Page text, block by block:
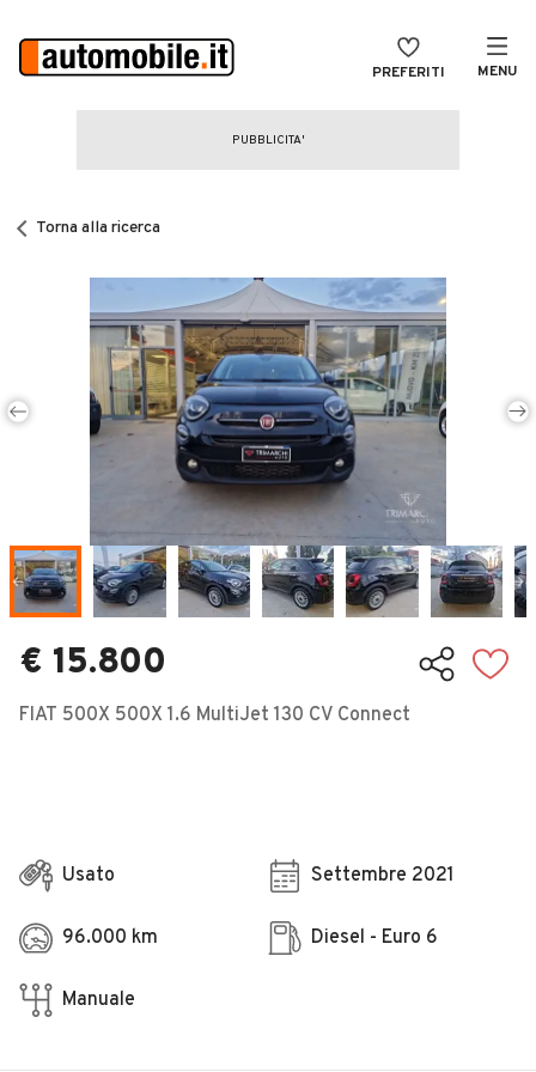
PREFERITI MENU
CERCA
Auto Nuove
Noleggio a lungo termine
Auto d'epoca
Veicoli Commerciali
Concessionari
Torna alla ricerca
€ 15.800
FIAT 500X 500X 1.6 MultiJet 130 CV Connect
Usato Settembre 2021
96.000 km Diesel - Euro 6
Manuale